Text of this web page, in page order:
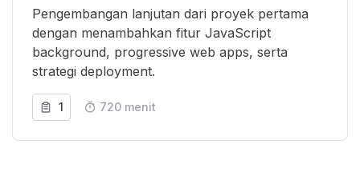
Pengembangan lanjutan dari proyek pertama
dengan menambahkan fitur JavaScript
background, progressive web apps, serta
strategi deployment.
1 720 menit